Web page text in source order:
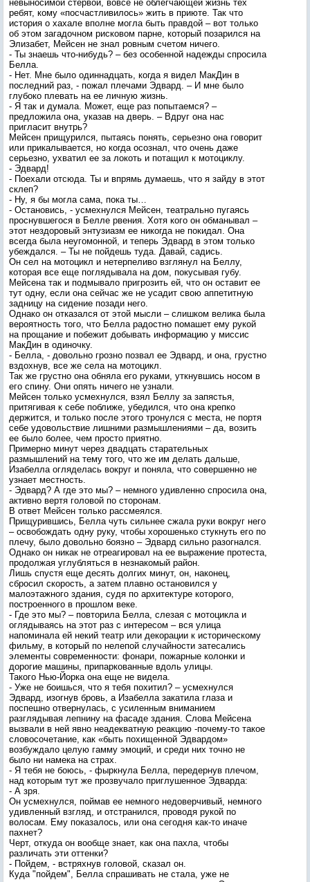
невыносимой стервой, вовсе не облегчающей жизнь тех
ребят, кому «посчастливилось» жить в приюте. Так что
история о хахале вполне могла быть правдой – вот только
об этом загадочном рисковом парне, который позарился на
Элизабет, Мейсен не знал ровным счетом ничего.
- Ты знаешь что-нибудь? – без особенной надежды спросила
Белла.
- Нет. Мне было одиннадцать, когда я видел МакДин в
последний раз, - пожал плечами Эдвард. – И мне было
глубоко плевать на ее личную жизнь.
- Я так и думала. Может, еще раз попытаемся? –
предложила она, указав на дверь. – Вдруг она нас
пригласит внутрь?
Мейсен прищурился, пытаясь понять, серьезно она говорит
или прикалывается, но когда осознал, что очень даже
серьезно, ухватил ее за локоть и потащил к мотоциклу.
- Эдвард!
- Поехали отсюда. Ты и впрямь думаешь, что я зайду в этот
склеп?
- Ну, я бы могла сама, пока ты…
- Остановись, - усмехнулся Мейсен, театрально пугаясь
проснувшегося в Белле рвения. Хотя кого он обманывал –
этот нездоровый энтузиазм ее никогда не покидал. Она
всегда была неугомонной, и теперь Эдвард в этом только
убеждался. – Ты не пойдешь туда. Давай, садись.
Он сел на мотоцикл и нетерпеливо взглянул на Беллу,
которая все еще поглядывала на дом, покусывая губу.
Мейсена так и подмывало пригрозить ей, что он оставит ее
тут одну, если она сейчас же не усадит свою аппетитную
задницу на сидение позади него.
Однако он отказался от этой мысли – слишком велика была
вероятность того, что Белла радостно помашет ему рукой
на прощание и побежит добывать информацию у миссис
МакДин в одиночку.
- Белла, - довольно грозно позвал ее Эдвард, и она, грустно
вздохнув, все же села на мотоцикл.
Так же грустно она обняла его руками, уткнувшись носом в
его спину. Они опять ничего не узнали.
Мейсен только усмехнулся, взял Беллу за запястья,
притягивая к себе поближе, убедился, что она крепко
держится, и только после этого тронулся с места, не портя
себе удовольствие лишними размышлениями – да, возить
ее было более, чем просто приятно.
Примерно минут через двадцать старательных
размышлений на тему того, что же им делать дальше,
Изабелла огляделась вокруг и поняла, что совершенно не
узнает местность.
- Эдвард? А где это мы? – немного удивленно спросила она,
активно вертя головой по сторонам.
В ответ Мейсен только рассмеялся.
Прищурившись, Белла чуть сильнее сжала руки вокруг него
– освобождать одну руку, чтобы хорошенько стукнуть его по
плечу, было довольно боязно – Эдвард сильно разогнался.
Однако он никак не отреагировал на ее выражение протеста,
продолжая углубляться в незнакомый район.
Лишь спустя еще десять долгих минут, он, наконец,
сбросил скорость, а затем плавно остановился у
малоэтажного здания, судя по архитектуре которого,
построенного в прошлом веке.
- Где это мы? – повторила Белла, слезая с мотоцикла и
оглядываясь на этот раз с интересом – вся улица
напоминала ей некий театр или декорации к историческому
фильму, в который по нелепой случайности затесались
элементы современности: фонари, пожарные колонки и
дорогие машины, припаркованные вдоль улицы.
Такого Нью-Йорка она еще не видела.
- Уже не боишься, что я тебя похитил? – усмехнулся
Эдвард, изогнув бровь, а Изабелла закатила глаза и
поспешно отвернулась, с усиленным вниманием
разглядывая лепнину на фасаде здания. Слова Мейсена
вызвали в ней явно неадекватную реакцию -почему-то такое
словосочетание, как «быть похищенной Эдвардом»
возбуждало целую гамму эмоций, и среди них точно не
было ни намека на страх.
- Я тебя не боюсь, - фыркнула Белла, передернув плечом,
над которым тут же прозвучало приглушенное Эдварда:
- А зря.
Он усмехнулся, поймав ее немного недоверчивый, немного
удивленный взгляд, и отстранился, проводя рукой по
волосам. Ему показалось, или она сегодня как-то иначе
пахнет?
Черт, откуда он вообще знает, как она пахла, чтобы
различать эти оттенки?
- Пойдем, - встряхнув головой, сказал он.
Куда "пойдем", Белла спрашивать не стала, уже не